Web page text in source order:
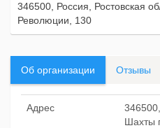
346500, Россия, Ростовская
Революции, 130
Об организации Отзывы
Адрес
Шахты